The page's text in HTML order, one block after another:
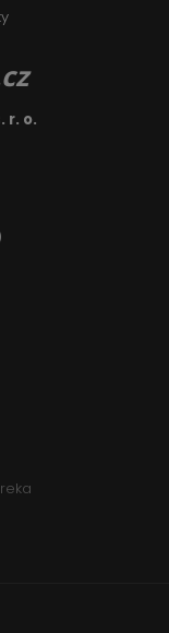
r. o.